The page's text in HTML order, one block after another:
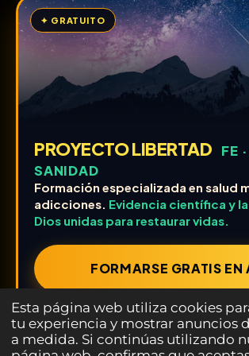
Esta página web utiliza cookies
tu experiencia y mostrar anuncios
a medida. Si continúas utilizando
✦ GRATUITO
PROYECTO LIBERTAD
FE
SANIDAD
Formación especializada en salud
adicciones. Evidencia científica y
Dios unidas para restaurar vidas.
FORMARSE GRATIS EN